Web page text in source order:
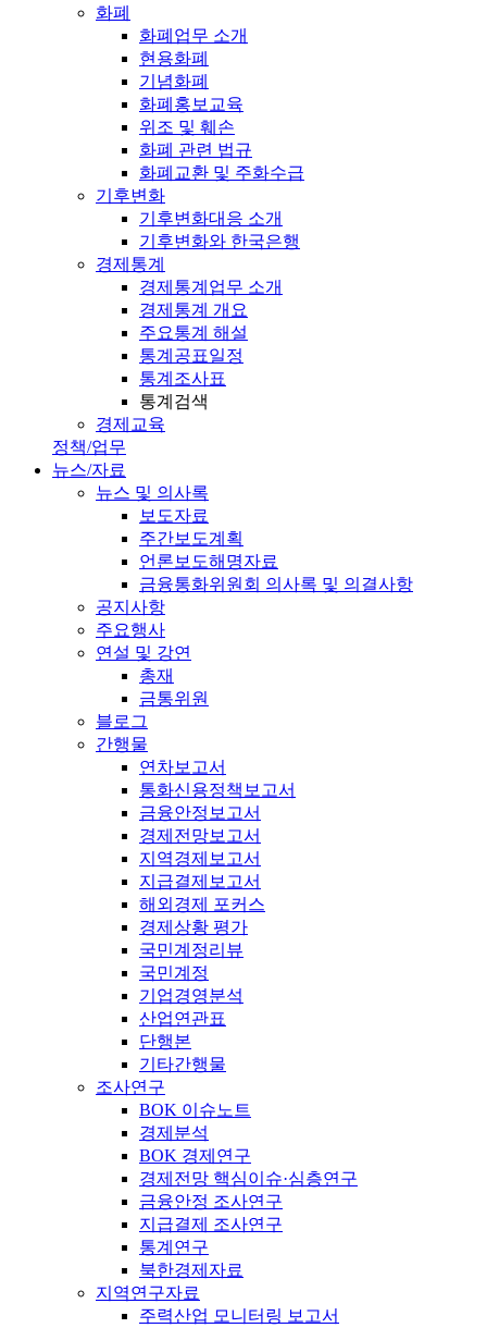
화폐
화폐업무 소개
현용화폐
기념화폐
화폐홍보교육
위조 및 훼손
화폐 관련 법규
화폐교환 및 주화수급
기후변화
기후변화대응 소개
기후변화와 한국은행
경제통계
경제통계업무 소개
경제통계 개요
주요통계 해설
통계공표일정
통계조사표
통계검색
경제교육
정책/업무
뉴스/자료
뉴스 및 의사록
보도자료
주간보도계획
언론보도해명자료
금융통화위원회 의사록 및 의결사항
공지사항
주요행사
연설 및 강연
총재
금통위원
블로그
간행물
연차보고서
통화신용정책보고서
금융안정보고서
경제전망보고서
지역경제보고서
지급결제보고서
해외경제 포커스
경제상황 평가
국민계정리뷰
국민계정
기업경영분석
산업연관표
단행본
기타간행물
조사연구
BOK 이슈노트
경제분석
BOK 경제연구
경제전망 핵심이슈·심층연구
금융안정 조사연구
지급결제 조사연구
통계연구
북한경제자료
지역연구자료
주력산업 모니터링 보고서